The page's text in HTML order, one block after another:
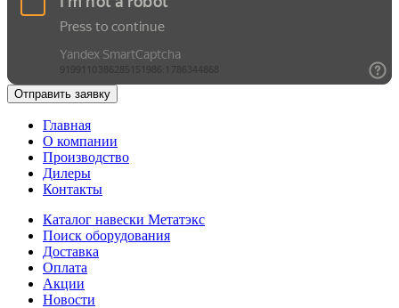
Отправить заявку
Главная
О компании
Производство
Дилеры
Контакты
Каталог навески Метатэкс
Поиск оборудования
Доставка
Оплата
Акции
Новости